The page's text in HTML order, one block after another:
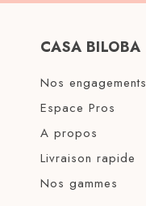
CASA BILOBA
Nos engagements
Espace Pros
A propos
Livraison rapide
Nos gammes